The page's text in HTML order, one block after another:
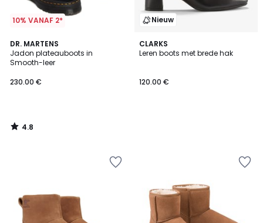
10% VANAF 2*
DR. MARTENS
Jadon plateauboots in
Smooth-leer
230.00 €
4.8
/ 5
4.8
/
Nieuw
CLARKS
Leren boots met brede hak
120.00 €